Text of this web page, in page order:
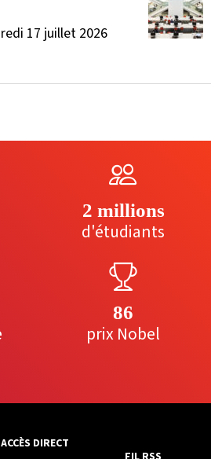
17 juillet 2026
2 millions
d'étudiants
86
prix Nobel
ACCÈS DIRECT